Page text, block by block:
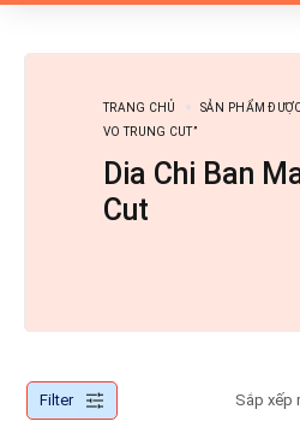
TRANG CHỦ
SẢN PHẨM
VO TRUNG CUT”
Dia Chi Ban
Cut
Filter